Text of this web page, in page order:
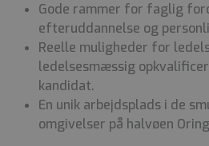
Gode rammer for faglig
efteruddannelse og
Reelle muligheder for
ledelsesmæssig
kandidat.
En unik arbejdsplads i de
omgivelser på halvøen